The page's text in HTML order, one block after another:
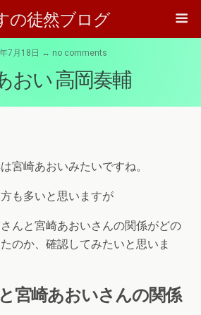
の徒然ブログ
7月18日 ↔ no comments
おい 高岡奏輔
宮崎あおいみたいですね。
も多いと思いますが
んと宮崎あおいさんの関係がどの
のか、確認してみたいと思いま
宮崎あおいさんの関係